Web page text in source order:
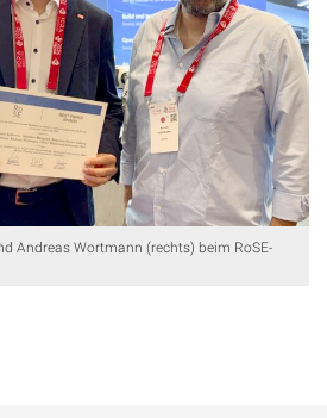
Andreas Wortmann (rechts) beim RoSE-